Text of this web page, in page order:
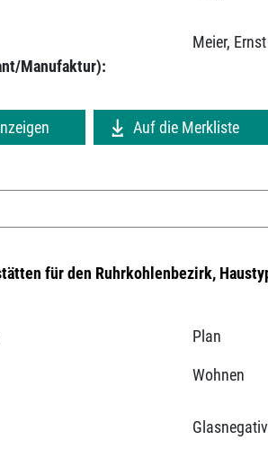
Manufaktur):
Meier, Ernst
Auf die Merkliste
für den Ruhrkohlenbezirk,
Plan
Wohnen
Glasnegativ